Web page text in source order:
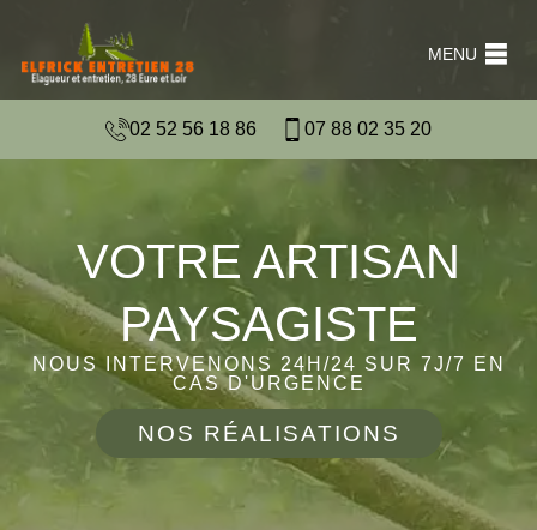
MENU
02 52 56 18 86 07 88 02 35 20
VOTRE ARTISAN
PAYSAGISTE
NOUS INTERVENONS 24H/24 SUR 7J/7 EN
CAS D'URGENCE
NOS RÉALISATIONS